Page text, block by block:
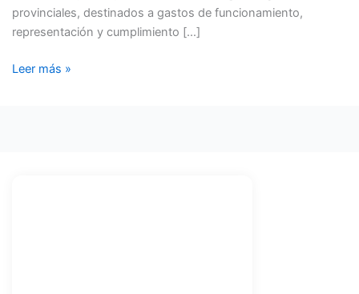
provinciales, destinados a gastos de funcionamiento,
representación y cumplimiento […]
Leer más »